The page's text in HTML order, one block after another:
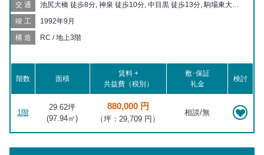
交通
池尻大橋 徒歩8分, 神泉 徒歩10分, 中目黒 徒歩13分, 駒場東大前
竣工 1992年9月
構造 RC / 地上3階
階数 面積
賃料 +
共益費（税別）
敷･保証
礼金
検討
1階
29.62坪
(97.94㎡)
880,000 円
（坪：29,709 円）
相談/無